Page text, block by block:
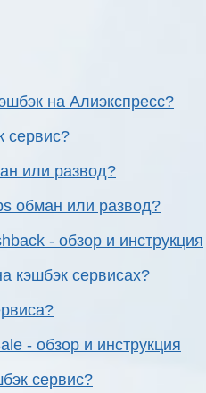
на Алиэкспресс?
сервис?
или развод?
обман или развод?
- обзор и инструкция
кэшбэк сервисах?
- обзор и инструкция
сервис?